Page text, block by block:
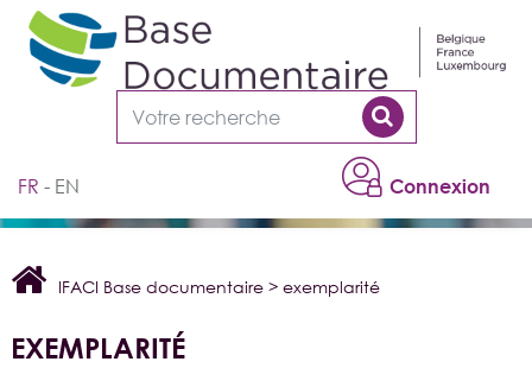
Connexion
FR EN
IFACI Base documentaire > exemplarité
EXEMPLARITÉ
Cookies management panel